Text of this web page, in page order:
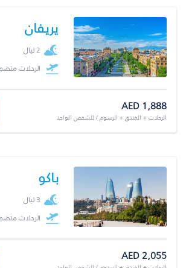
يريفان
2 ليال
الرحلات
AED 1,888
الرحلات + الفندق + الرسوم / للشخص الواحد
باكو
3 ليال
الرحلات
AED 2,055